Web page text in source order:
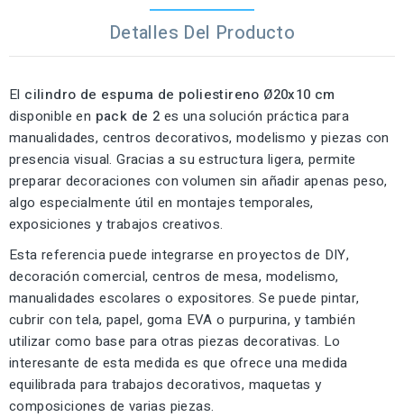
Detalles Del Producto
El cilindro de espuma de poliestireno Ø20x10 cm
disponible en pack de 2 es una solución práctica para
manualidades, centros decorativos, modelismo y piezas con
presencia visual. Gracias a su estructura ligera, permite
preparar decoraciones con volumen sin añadir apenas peso,
algo especialmente útil en montajes temporales,
exposiciones y trabajos creativos.
Esta referencia puede integrarse en proyectos de DIY,
decoración comercial, centros de mesa, modelismo,
manualidades escolares o expositores. Se puede pintar,
cubrir con tela, papel, goma EVA o purpurina, y también
utilizar como base para otras piezas decorativas. Lo
interesante de esta medida es que ofrece una medida
equilibrada para trabajos decorativos, maquetas y
composiciones de varias piezas.